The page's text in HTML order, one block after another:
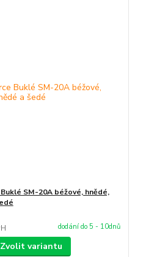
SM-20A béžové, hnědé,
dodání do 5 - 10dnů
Zvolit variantu